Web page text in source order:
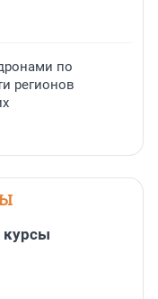
по
регионов
курсы